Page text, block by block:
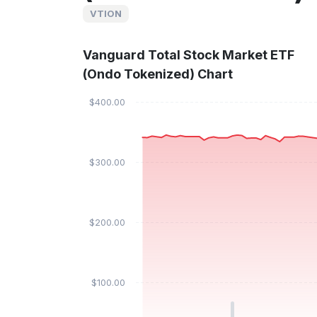
VTION
Vanguard Total Stock Market ETF
(Ondo Tokenized) Chart
$100.00
$200.00
$300.00
$400.00